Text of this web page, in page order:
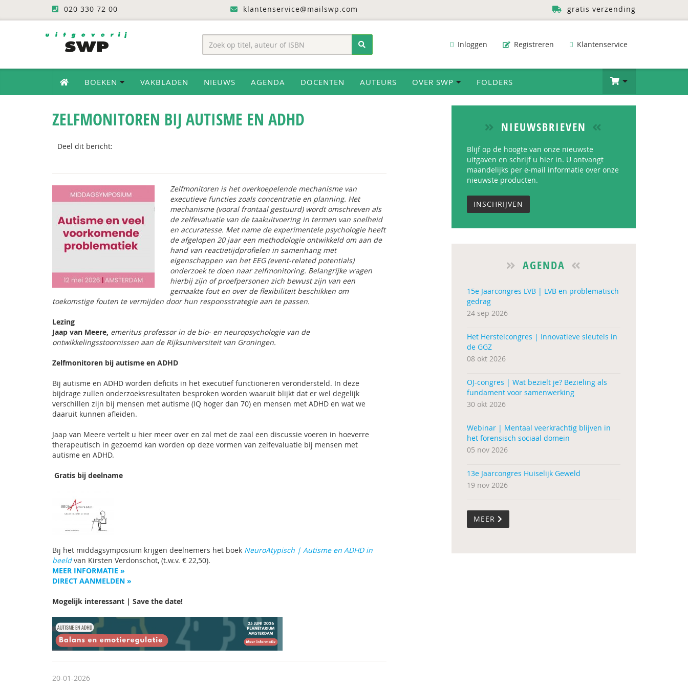
020 330 72 00 klantenservice@mailswp.com gratis verzending
Inloggen Registreren Klantenservice
BOEKEN VAKBLADEN NIEUWS AGENDA DOCENTEN AUTEURS OVER SWP FOLDERS
ZELFMONITOREN BIJ AUTISME EN ADHD
Deel dit bericht:
Zelfmonitoren is het overkoepelende mechanisme van
executieve functies zoals concentratie en planning. Het
mechanisme (vooral frontaal gestuurd) wordt omschreven als
de zelfevaluatie van de taakuitvoering in termen van snelheid
en accuratesse. Met name de experimentele psychologie heeft
de afgelopen 20 jaar een methodologie ontwikkeld om aan de
hand van reactietijdprofielen in samenhang met
eigenschappen van het EEG (event-related potentials)
onderzoek te doen naar zelfmonitoring. Belangrijke vragen
hierbij zijn of proefpersonen zich bewust zijn van een
gemaakte fout en over de flexibiliteit beschikken om
toekomstige fouten te vermijden door hun responsstrategie aan te passen.
Lezing
Jaap van Meere, emeritus professor in de bio- en neuropsychologie van de
ontwikkelingsstoornissen aan de Rijksuniversiteit van Groningen.
Zelfmonitoren bij autisme en ADHD
Bij autisme en ADHD worden deficits in het executief functioneren verondersteld. In deze
bijdrage zullen onderzoeksresultaten besproken worden waaruit blijkt dat er wel degelijk
verschillen zijn bij mensen met autisme (IQ hoger dan 70) en mensen met ADHD en wat we
daaruit kunnen afleiden.
Jaap van Meere vertelt u hier meer over en zal met de zaal een discussie voeren in hoeverre
therapeutisch in gezoemd kan worden op deze vormen van zelfevaluatie bij mensen met
autisme en ADHD.
Gratis bij deelname
Bij het middagsymposium krijgen deelnemers het boek NeuroAtypisch | Autisme en ADHD in
beeld van Kirsten Verdonschot, (t.w.v. € 22,50).
MEER INFORMATIE »
DIRECT AANMELDEN »
Mogelijk interessant | Save the date!
20-01-2026
NIEUWSBRIEVEN
Blijf op de hoogte van onze nieuwste
uitgaven en schrijf u hier in. U ontvangt
maandelijks per e-mail informatie over onze
nieuwste producten.
INSCHRIJVEN
AGENDA
15e Jaarcongres LVB | LVB en problematisch
gedrag
24 sep 2026
Het Herstelcongres | Innovatieve sleutels in
de GGZ
08 okt 2026
OJ-congres | Wat bezielt je? Bezieling als
fundament voor samenwerking
30 okt 2026
Webinar | Mentaal veerkrachtig blijven in
het forensisch sociaal domein
05 nov 2026
13e Jaarcongres Huiselijk Geweld
19 nov 2026
MEER